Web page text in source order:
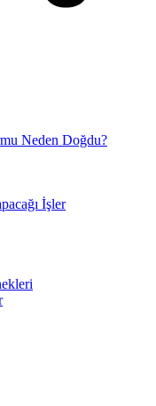
Neden Doğdu?
İşler